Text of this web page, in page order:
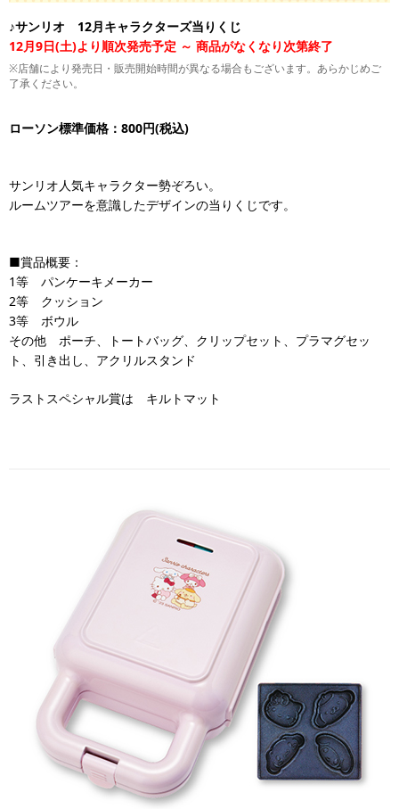
♪サンリオ 12月キャラクターズ当りくじ
12月9日(土)より順次発売予定 ～ 商品がなくなり次第終了
※店舗により発売日・販売開始時間が異なる場合もございます。あらかじめご
了承ください。
ローソン標準価格：800円(税込)
サンリオ人気キャラクター勢ぞろい。
ルームツアーを意識したデザインの当りくじです。
■賞品概要：
1等 パンケーキメーカー
2等 クッション
3等 ボウル
その他 ポーチ、トートバッグ、クリップセット、プラマグセッ
ト、引き出し、アクリルスタンド
ラストスペシャル賞は キルトマット